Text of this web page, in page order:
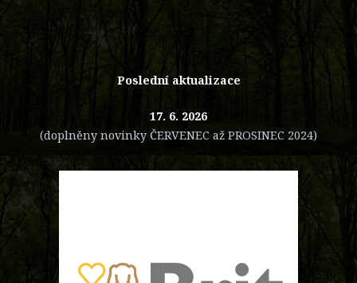
Poslední aktualizace
17. 6. 2026
(doplněny novinky ČERVENEC až PROSINEC 2024)